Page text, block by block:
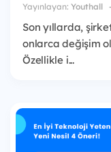
Yayınlayan: Youthall
Son yıllarda,
onlarca değişim
Özellikle i...